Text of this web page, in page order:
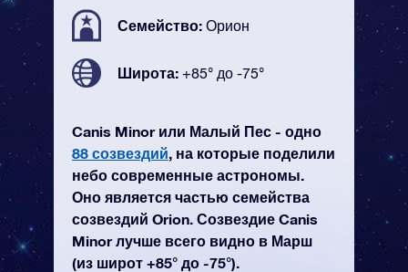
Семейство: Орион
Широта: +85° до -75°
Canis Minor или Малый Пес - одно
88 созвездий, на которые поделили
небо современные астрономы.
Оно является частью семейства
созвездий Orion. Созвездие Canis
Minor лучше всего видно в Марш
(из широт +85° до -75°).